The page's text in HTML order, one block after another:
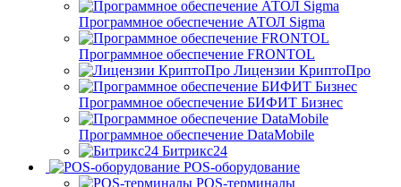
Программное обеспечение АТОЛ Sigma
Программное обеспечение FRONTOL
Лицензии КриптоПро
Программное обеспечение БИФИТ Бизнес
Программное обеспечение DataMobile
Битрикс24
POS-оборудование
POS-терминалы